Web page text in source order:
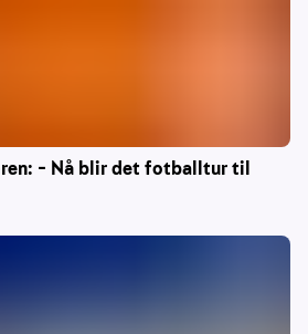
– Nå blir det fotballtur til